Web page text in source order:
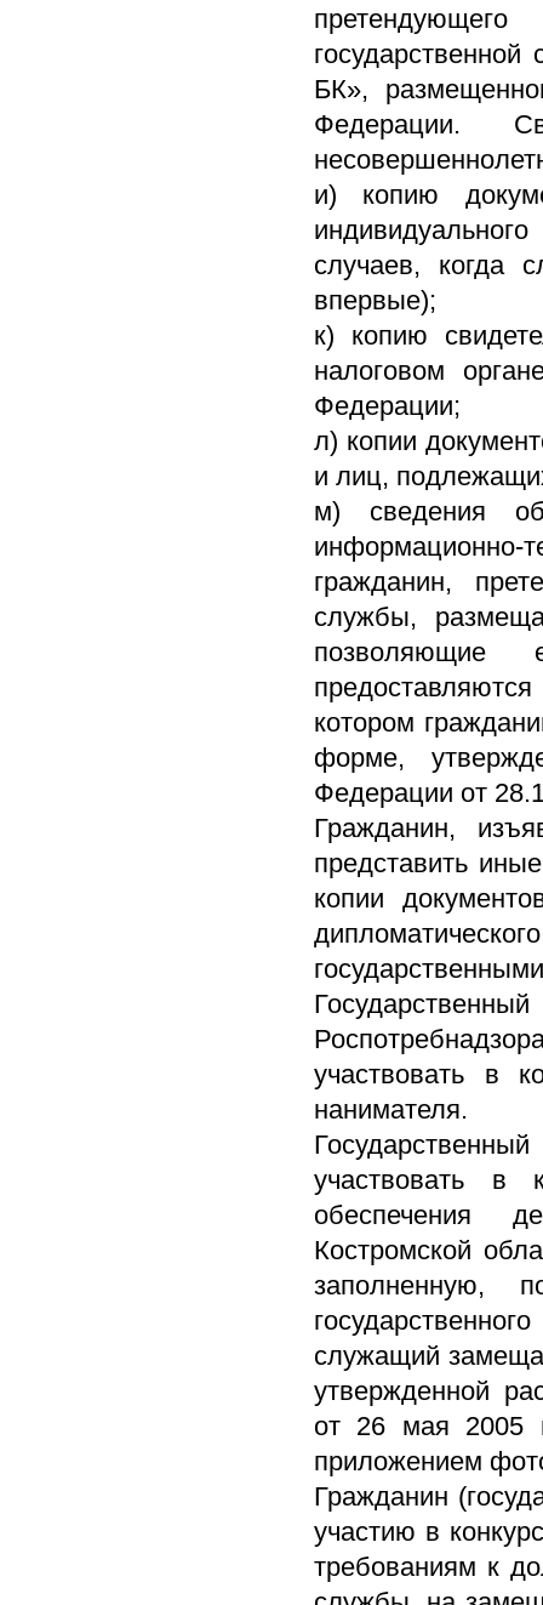
БК»,
Федерации.
и) копию
случаев, когда
впервые);
к) копию
налоговом
Федерации;
л) копии
и лиц,
м) сведения
информационно-
гражданин,
службы,
позволяющие
котором
форме,
Федерации от
Гражданин,
представить
копии
участвовать в
нанимателя.
участвовать в
обеспечения
Костромской
заполненную,
служащий
утвержденной
от 26 мая 2005
приложением
Гражданин
участию в
требованиям к